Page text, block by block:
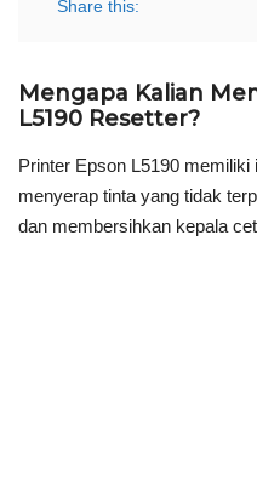
Share this:
Mengapa Kalian
L5190 Resetter?
Printer Epson L5190
menyerap tinta yang tidak
dan membersihkan kepala